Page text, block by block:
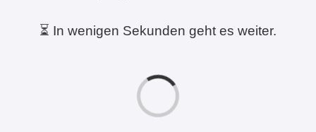
⏳ In wenigen Sekunden geht es weiter.